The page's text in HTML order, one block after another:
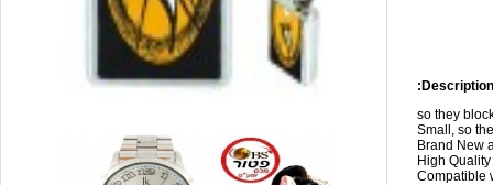
so they
Small, so
Brand New
High
Compatible